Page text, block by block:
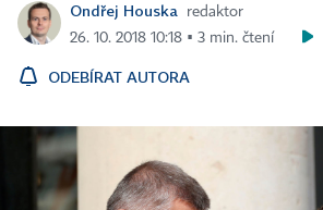
Ondřej Houska
redaktor
26. 10. 2018 10:18 ▪ 3 min. čtení
ODEBÍRAT AUTORA